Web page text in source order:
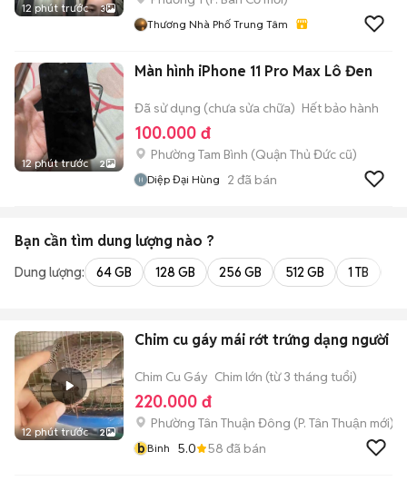
12 phút trước 3
Thương Nhà Phố Trung Tâm
12 phút trước 2
Màn hình iPhone 11 Pro Max Lô Đen
Đã sử dụng (chưa sửa chữa) Hết bảo hành
100.000 đ
Phường Tam Bình (Quận Thủ Đức cũ)
Diệp Đại Hùng 2 đã bán
Bạn cần tìm dung lượng nào ?
Dung lượng: 64 GB 128 GB 256 GB 512 GB 1 TB
12 phút trước 2
Chim cu gáy mái rớt trứng dạng người
Chim Cu Gáy Chim lớn (từ 3 tháng tuổi)
220.000 đ
Phường Tân Thuận Đông (P. Tân Thuận mới)
bBinh 5.0 58 đã bán